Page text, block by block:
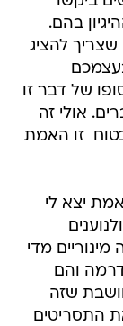
בהם.
להציג
של דבר זו
אולי זה
 זו האמת
יצא לי
מדי
והם
שזה
התסריטים